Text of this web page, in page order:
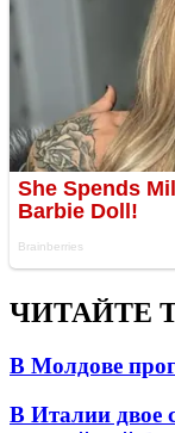
ЧИТАЙТЕ
В Молдове
В Италии двое